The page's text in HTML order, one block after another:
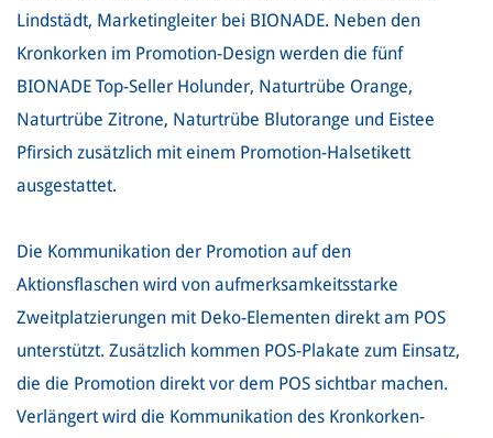
Lindstädt, Marketingleiter bei BIONADE. Neben den
Kronkorken im Promotion-Design werden die fünf
BIONADE Top-Seller Holunder, Naturtrübe Orange,
Naturtrübe Zitrone, Naturtrübe Blutorange und Eistee
Pfirsich zusätzlich mit einem Promotion-Halsetikett
ausgestattet.
Die Kommunikation der Promotion auf den
Aktionsflaschen wird von aufmerksamkeitsstarke
Zweitplatzierungen mit Deko-Elementen direkt am POS
unterstützt. Zusätzlich kommen POS-Plakate zum Einsatz,
die die Promotion direkt vor dem POS sichtbar machen.
Verlängert wird die Kommunikation des Kronkorken-